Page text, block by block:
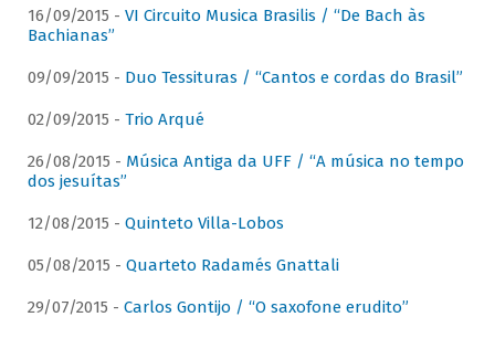
16/09/2015 - VI Circuito Musica Brasilis / “De Bach às
Bachianas”
09/09/2015 - Duo Tessituras / “Cantos e cordas do Brasil”
02/09/2015 - Trio Arqué
26/08/2015 - Música Antiga da UFF / “A música no tempo
dos jesuítas”
12/08/2015 - Quinteto Villa-Lobos
05/08/2015 - Quarteto Radamés Gnattali
29/07/2015 - Carlos Gontijo / “O saxofone erudito”